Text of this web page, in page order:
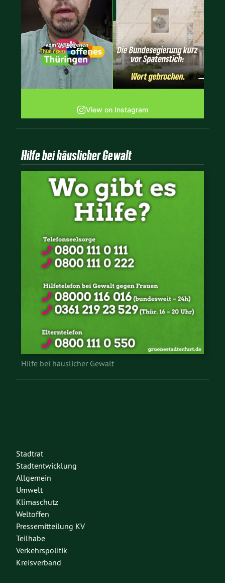
View on Instagram
Hilfe bei häuslicher Gewalt
Hilfe bei häuslicher Gewalt
Stadtrat
Stadtentwicklung
Allgemein
Umwelt
Klimaschutz
Weltoffen
Pressemitteilung KV
Teilhabe
Verkehrspolitik
Kreisverband